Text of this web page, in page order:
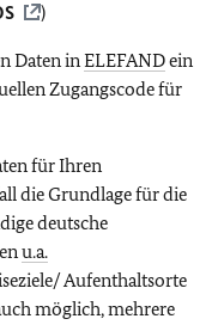
)
Daten inELEFANDein
Zugangscode für
für Ihren
die Grundlage für die
deutsche
u.a.
Aufenthaltsorte
möglich, mehrere